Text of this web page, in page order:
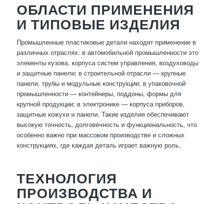
ОБЛАСТИ ПРИМЕНЕНИЯ
И ТИПОВЫЕ ИЗДЕЛИЯ
Промышленные пластиковые детали находят применение в
различных отраслях: в автомобильной промышленности это
элементы кузова, корпуса систем управления, воздуховоды
и защитные панели; в строительной отрасли — крупные
панели, трубы и модульные конструкции; в упаковочной
промышленности — контейнеры, поддоны, формы для
крупной продукции; в электронике — корпуса приборов,
защитные кожухи и панели. Такие изделия обеспечивают
высокую точность, долговечность и функциональность, что
особенно важно при массовом производстве и сложных
конструкциях, где каждая деталь играет важную роль.
ТЕХНОЛОГИЯ
ПРОИЗВОДСТВА И